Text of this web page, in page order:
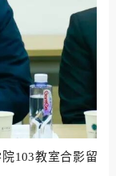
103教室合影留